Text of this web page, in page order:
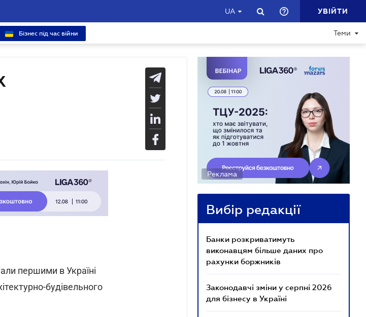
UA УВІЙТИ
Бізнес під час війни Теми
першими в Україні
будівельного
Реклама
Вибір редакції
Банки розкриватимуть
виконавцям більше даних про
рахунки боржників
Законодавчі зміни у серпні 2026
для бізнесу в Україні